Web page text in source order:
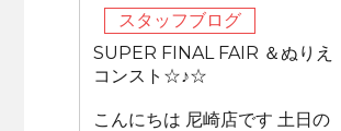
スタッフブログ
SUPER FINAL FAIR ＆ぬりえ
コンスト☆♪☆
こんにちは 尼崎店です 土日の